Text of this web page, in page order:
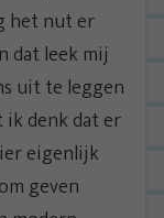
het nut er
dat leek mij
uit te leggen
ik denk dat er
eigenlijk
geven